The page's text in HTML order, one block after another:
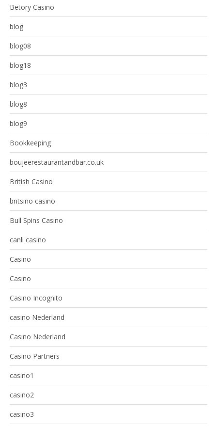
Betory Casino
blog
blog08
blog18
blog3
blog8
blog9
Bookkeeping
boujeerestaurantandbar.co.uk
British Casino
britsino casino
Bull Spins Casino
canli casino
Casino
Casino
Casino Incognito
casino Nederland
Casino Nederland
Casino Partners
casino1
casino2
casino3